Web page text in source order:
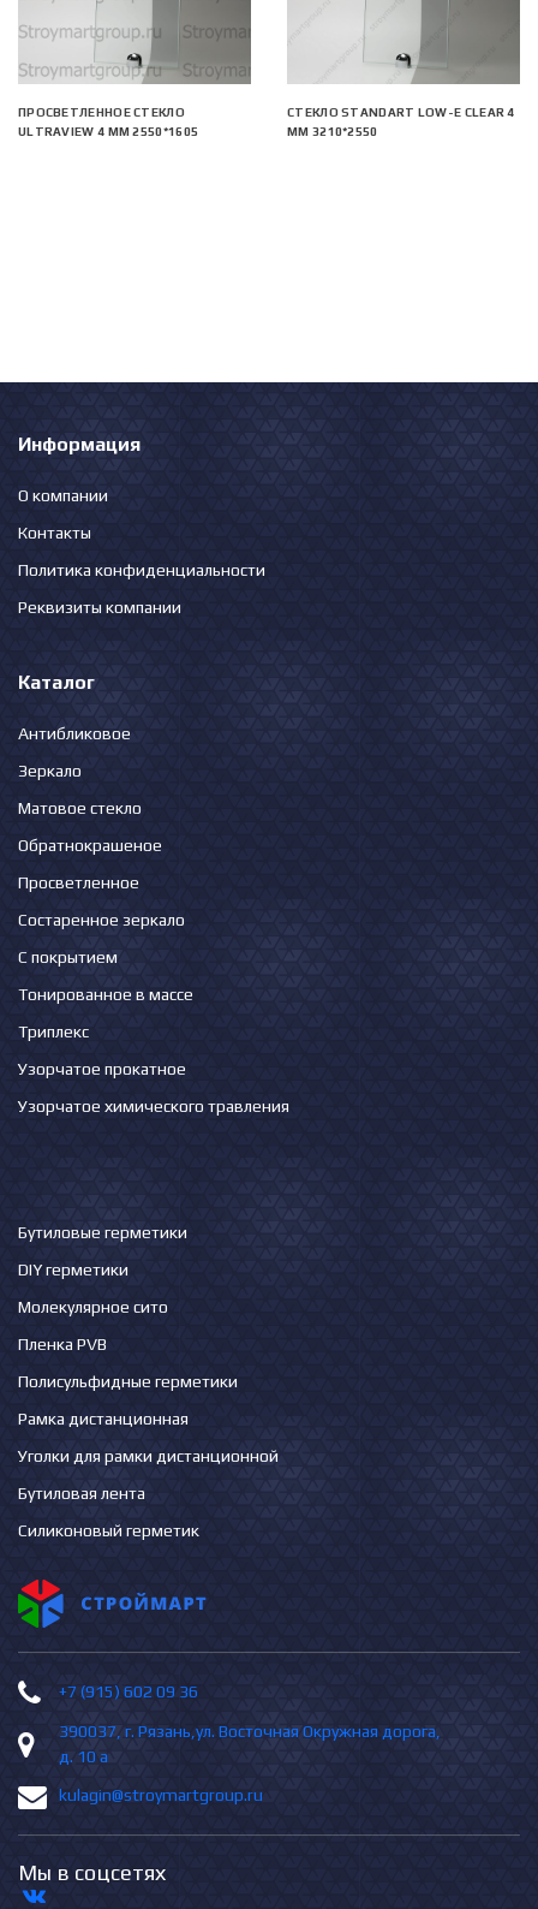
ПРОСВЕТЛЕННОЕ СТЕКЛО
ULTRAVIEW 4 ММ 2550*1605
СТЕКЛО STANDART LOW-E CLEAR 4
ММ 3210*2550
Информация
О компании
Контакты
Политика конфиденциальности
Реквизиты компании
Каталог
Антибликовое
Зеркало
Матовое стекло
Обратнокрашеное
Просветленное
Состаренное зеркало
С покрытием
Тонированное в массе
Триплекс
Узорчатое прокатное
Узорчатое химического травления
Бутиловые герметики
DIY герметики
Молекулярное сито
Пленка PVB
Полисульфидные герметики
Рамка дистанционная
Уголки для рамки дистанционной
Бутиловая лента
Силиконовый герметик
+7 (915) 602 09 36
390037, г. Рязань,ул. Восточная Окружная дорога,
д. 10 а
kulagin@stroymartgroup.ru
Мы в соцсетях